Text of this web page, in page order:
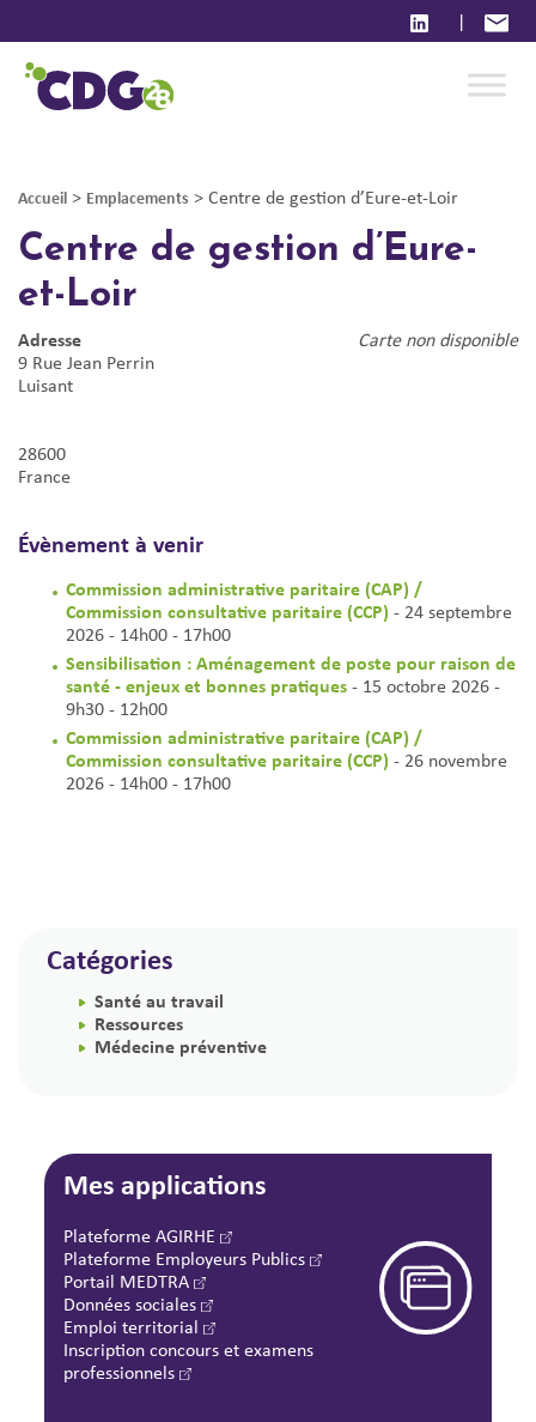
|
Accueil > Emplacements >Centre de gestion d’Eure-et-Loir
Centre de gestion d’Eure-
et-Loir
Carte non disponible
Adresse
9 Rue Jean Perrin
Luisant
28600
France
Évènement à venir
Commission administrative paritaire (CAP) /
Commission consultative paritaire (CCP) - 24 septembre
2026 - 14h00 - 17h00
Sensibilisation : Aménagement de poste pour raison de
santé - enjeux et bonnes pratiques- 15 octobre 2026 -
9h30 - 12h00
Commission administrative paritaire (CAP) /
Commission consultative paritaire (CCP) - 26 novembre
2026 - 14h00 - 17h00
Catégories
Santé au travail
Ressources
Médecine préventive
Mes applications
Plateforme AGIRHE
Plateforme Employeurs Publics
Portail MEDTRA
Données sociales
Emploi territorial
Inscription concours et examens
professionnels